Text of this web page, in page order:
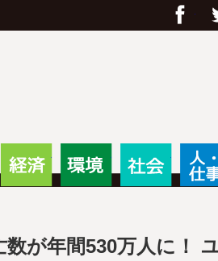
フ
社会
が年間530万人に！